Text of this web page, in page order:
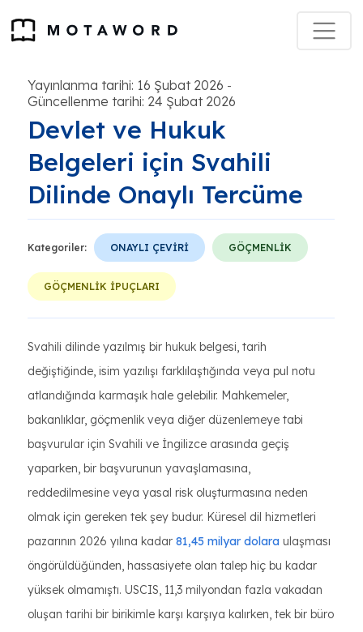
Yayınlanma tarihi: 16 Şubat 2026 -
Güncellenme tarihi: 24 Şubat 2026
Devlet ve Hukuk
Belgeleri için Svahili
Dilinde Onaylı Tercüme
Kategoriler: ONAYLI ÇEVİRİ GÖÇMENLİK
GÖÇMENLİK İPUÇLARI
Svahili dilinde yazılmış bir hukuk belgesi, tarih
değiştiğinde, isim yazılışı farklılaştığında veya pul notu
atlandığında karmaşık hale gelebilir. Mahkemeler,
bakanlıklar, göçmenlik veya diğer düzenlemeye tabi
başvurular için Svahili ve İngilizce arasında geçiş
yaparken, bir başvurunun yavaşlamasına,
reddedilmesine veya yasal risk oluşturmasına neden
olmak için gereken tek şey budur. Küresel dil hizmetleri
pazarının 2026 yılına kadar 81,45 milyar dolara ulaşması
öngörüldüğünden, hassasiyete olan talep hiç bu kadar
yüksek olmamıştı. USCIS, 11,3 milyondan fazla vakadan
oluşan tarihi bir birikimle karşı karşıya kalırken, tek bir büro